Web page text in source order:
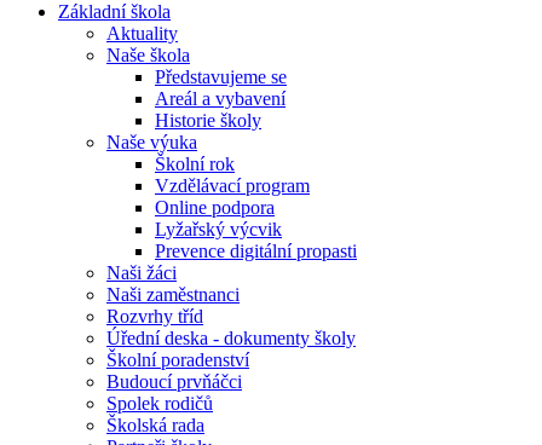
Základní škola
Aktuality
Naše škola
Představujeme se
Areál a vybavení
Historie školy
Naše výuka
Školní rok
Vzdělávací program
Online podpora
Lyžařský výcvik
Prevence digitální propasti
Naši žáci
Naši zaměstnanci
Rozvrhy tříd
Úřední deska - dokumenty školy
Školní poradenství
Budoucí prvňáčci
Spolek rodičů
Školská rada